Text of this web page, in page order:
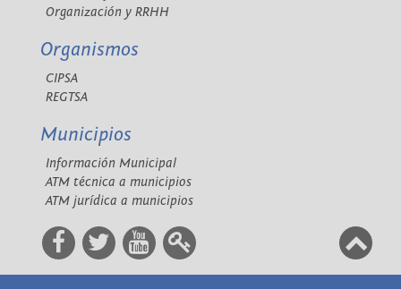
Organización y RRHH
Organismos
CIPSA
REGTSA
Municipios
Información Municipal
ATM técnica a municipios
ATM jurídica a municipios